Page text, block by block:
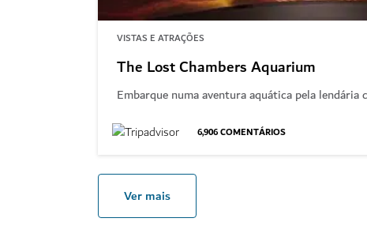
VISTAS E ATRAÇÕES
The Lost Chambers Aquarium
Embarque numa aventura aquática pela
6,906COMENTÁRIOS
Ver mais